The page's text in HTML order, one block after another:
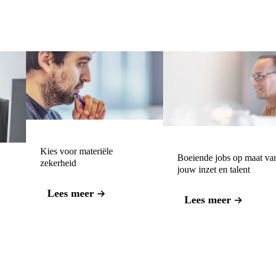
Kies voor materiële
zekerheid
Lees meer
Boeiende jobs op maat
jouw inzet en talent
Lees meer